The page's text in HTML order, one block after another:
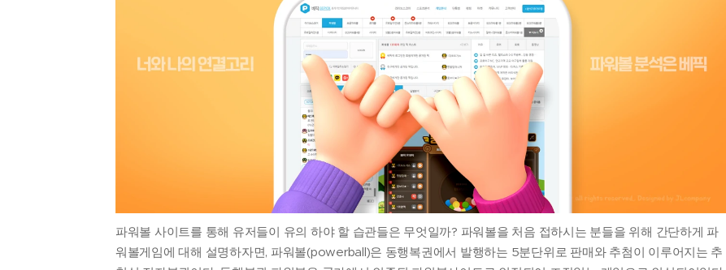
파워볼 사이트를 통해 유저들이 유의 하야 할 습관들은 무엇일까? 파워볼을 처음 접하시는 분들을 위해 간단하게 파
워볼게임에 대해 설명하자면, 파워볼(powerball)은 동행복권에서 발행하는 5분단위로 판매와 추첨이 이루어지는 추